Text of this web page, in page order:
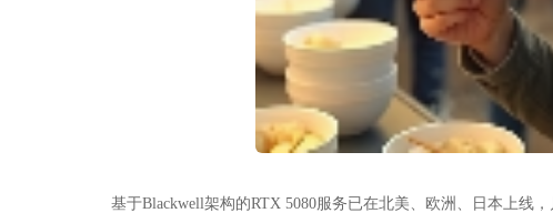
基于Blackwell架构的RTX 5080服务已在北美、欧洲、日本上线